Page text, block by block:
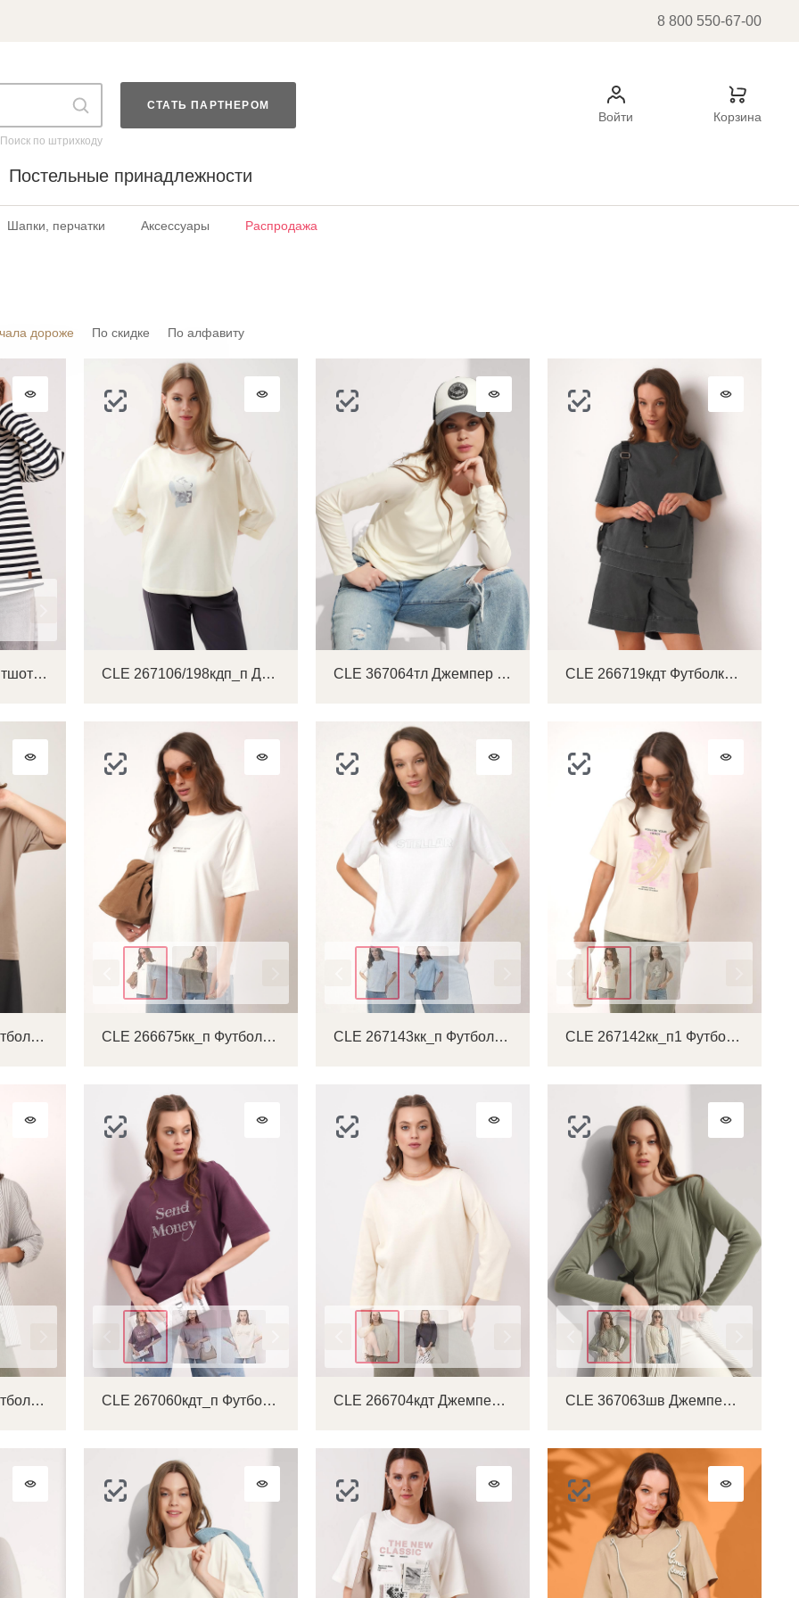
8 800 550-67-00
Поиск по штрихкоду
СТАТЬ ПАРТНЕРОМ
Войти Корзина
Постельные принадлежности
Шапки, перчатки Аксессуары Распродажа
дороже По скидке По алфавиту
CLE 367291кнт Свитшот женский CLE 267106/198кдп_п Джемпер женский CLE 367064тл Джемпер женский CLE 266719кдт Футболка женская
CLE 267167зз_п Футболка женская CLE 266675кк_п Футболка женская CLE 267143кк_п Футболка женская
Цвет
CLE 267142кк_п1 Футболка женская
CLE 266710кк_п Футболка женская CLE 267060кдт_п Футболка женская CLE 266704кдт Джемпер женский CLE 367063шв Джемпер женский